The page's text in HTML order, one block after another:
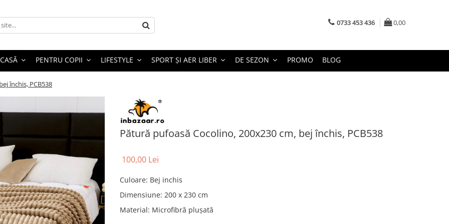
0733 453 436 0,00
PENTRU COPII LIFESTYLE SPORT ȘI AER LIBER DE SEZON PROMO BLOG
închis, PCB538
Pătură pufoasă Cocolino, 200x230 cm, bej închis, PCB538
100,00 Lei
Culoare: Bej inchis
Dimensiune: 200 x 230 cm
Material: Microfibră plușată